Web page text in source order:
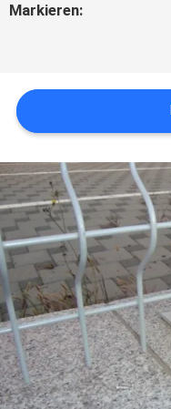
NACHRICHTEN
SIE
EIN
ZITAT
SITEMAP
PRIVACY
POLICY
Markieren: